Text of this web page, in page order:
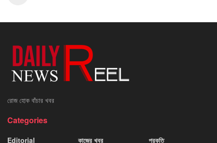
রোজ হোক বাঁচার খবর
Categories
Editorial
কাজের খবর
প্রকৃতি